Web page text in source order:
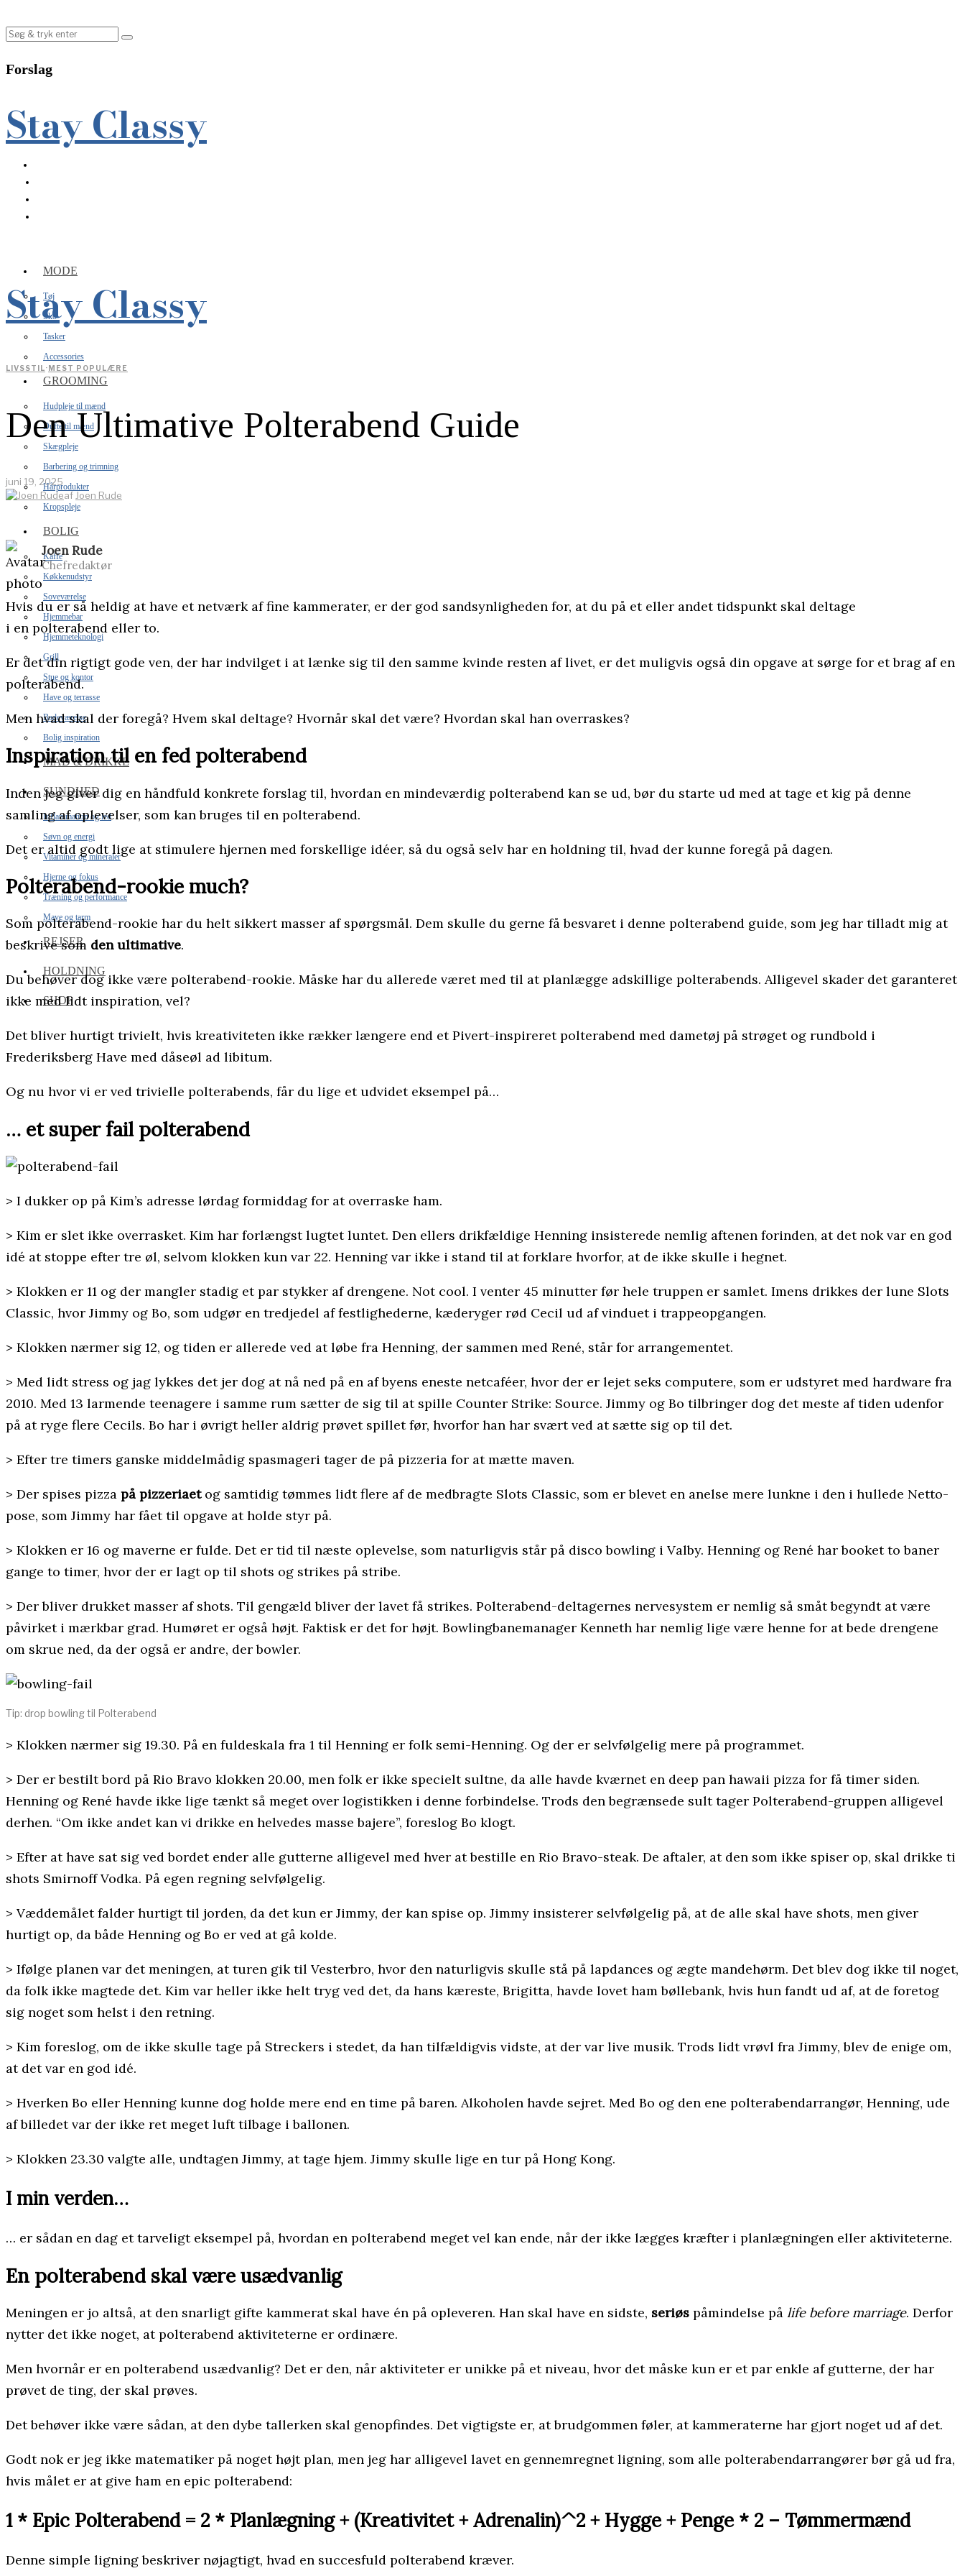
Forslag
Stay Classy
MODE
Tøj
Sko
Tasker
Accessories
GROOMING
Hudpleje til mænd
Dufte til mænd
Skægpleje
Barbering og trimning
Hårprodukter
Kropspleje
BOLIG
Kaffe
Køkkenudstyr
Soveværelse
Hjemmebar
Hjemmeteknologi
Grill
Stue og kontor
Have og terrasse
Badeværelse
Bolig inspiration
MAD & DRIKKE
SUNDHED
Inflammation og led
Søvn og energi
Vitaminer og mineraler
Hjerne og fokus
Træning og performance
Mave og tarm
REJSER
HOLDNING
SHOP
Stay Classy
LIVSSTIL·MEST POPULÆRE
Den Ultimative Polterabend Guide
juni 19, 2025
af Joen Rude
Joen Rude
Chefredaktør
Hvis du er så heldig at have et netværk af fine kammerater, er der god sandsynligheden for, at du på et eller andet tidspunkt skal deltage
i en polterabend eller to.
Er det din rigtigt gode ven, der har indvilget i at lænke sig til den samme kvinde resten af livet, er det muligvis også din opgave at sørge for et brag af en
polterabend.
Men hvad skal der foregå? Hvem skal deltage? Hvornår skal det være? Hvordan skal han overraskes?
Inspiration til en fed polterabend
Inden jeg giver dig en håndfuld konkrete forslag til, hvordan en mindeværdig polterabend kan se ud, bør du starte ud med at tage et kig på denne
samling af oplevelser, som kan bruges til en polterabend.
Det er altid godt lige at stimulere hjernen med forskellige idéer, så du også selv har en holdning til, hvad der kunne foregå på dagen.
Polterabend-rookie much?
Som polterabend-rookie har du helt sikkert masser af spørgsmål. Dem skulle du gerne få besvaret i denne polterabend guide, som jeg har tilladt mig at
beskrive som den ultimative.
Du behøver dog ikke være polterabend-rookie. Måske har du allerede været med til at planlægge adskillige polterabends. Alligevel skader det garanteret
ikke med lidt inspiration, vel?
Det bliver hurtigt trivielt, hvis kreativiteten ikke rækker længere end et Pivert-inspireret polterabend med dametøj på strøget og rundbold i
Frederiksberg Have med dåseøl ad libitum.
Og nu hvor vi er ved trivielle polterabends, får du lige et udvidet eksempel på…
… et super fail polterabend
> I dukker op på Kim’s adresse lørdag formiddag for at overraske ham.
> Kim er slet ikke overrasket. Kim har forlængst lugtet luntet. Den ellers drikfældige Henning insisterede nemlig aftenen forinden, at det nok var en god
idé at stoppe efter tre øl, selvom klokken kun var 22. Henning var ikke i stand til at forklare hvorfor, at de ikke skulle i hegnet.
> Klokken er 11 og der mangler stadig et par stykker af drengene. Not cool. I venter 45 minutter før hele truppen er samlet. Imens drikkes der lune Slots
Classic, hvor Jimmy og Bo, som udgør en tredjedel af festlighederne, kæderyger rød Cecil ud af vinduet i trappeopgangen.
> Klokken nærmer sig 12, og tiden er allerede ved at løbe fra Henning, der sammen med René, står for arrangementet.
> Med lidt stress og jag lykkes det jer dog at nå ned på en af byens eneste netcaféer, hvor der er lejet seks computere, som er udstyret med hardware fra
2010. Med 13 larmende teenagere i samme rum sætter de sig til at spille Counter Strike: Source. Jimmy og Bo tilbringer dog det meste af tiden udenfor
på at ryge flere Cecils. Bo har i øvrigt heller aldrig prøvet spillet før, hvorfor han har svært ved at sætte sig op til det.
> Efter tre timers ganske middelmådig spasmageri tager de på pizzeria for at mætte maven.
> Der spises pizza på pizzeriaet og samtidig tømmes lidt flere af de medbragte Slots Classic, som er blevet en anelse mere lunkne i den i hullede Netto-
pose, som Jimmy har fået til opgave at holde styr på.
> Klokken er 16 og maverne er fulde. Det er tid til næste oplevelse, som naturligvis står på disco bowling i Valby. Henning og René har booket to baner
gange to timer, hvor der er lagt op til shots og strikes på stribe.
> Der bliver drukket masser af shots. Til gengæld bliver der lavet få strikes. Polterabend-deltagernes nervesystem er nemlig så småt begyndt at være
påvirket i mærkbar grad. Humøret er også højt. Faktisk er det for højt. Bowlingbanemanager Kenneth har nemlig lige være henne for at bede drengene
om skrue ned, da der også er andre, der bowler.
Tip: drop bowling til Polterabend
> Klokken nærmer sig 19.30. På en fuldeskala fra 1 til Henning er folk semi-Henning. Og der er selvfølgelig mere på programmet.
> Der er bestilt bord på Rio Bravo klokken 20.00, men folk er ikke specielt sultne, da alle havde kværnet en deep pan hawaii pizza for få timer siden.
Henning og René havde ikke lige tænkt så meget over logistikken i denne forbindelse. Trods den begrænsede sult tager Polterabend-gruppen alligevel
derhen. “Om ikke andet kan vi drikke en helvedes masse bajere”, foreslog Bo klogt.
> Efter at have sat sig ved bordet ender alle gutterne alligevel med hver at bestille en Rio Bravo-steak. De aftaler, at den som ikke spiser op, skal drikke ti
shots Smirnoff Vodka. På egen regning selvfølgelig.
> Væddemålet falder hurtigt til jorden, da det kun er Jimmy, der kan spise op. Jimmy insisterer selvfølgelig på, at de alle skal have shots, men giver
hurtigt op, da både Henning og Bo er ved at gå kolde.
> Ifølge planen var det meningen, at turen gik til Vesterbro, hvor den naturligvis skulle stå på lapdances og ægte mandehørm. Det blev dog ikke til noget,
da folk ikke magtede det. Kim var heller ikke helt tryg ved det, da hans kæreste, Brigitta, havde lovet ham bøllebank, hvis hun fandt ud af, at de foretog
sig noget som helst i den retning.
> Kim foreslog, om de ikke skulle tage på Streckers i stedet, da han tilfældigvis vidste, at der var live musik. Trods lidt vrøvl fra Jimmy, blev de enige om,
at det var en god idé.
> Hverken Bo eller Henning kunne dog holde mere end en time på baren. Alkoholen havde sejret. Med Bo og den ene polterabendarrangør, Henning, ude
af billedet var der ikke ret meget luft tilbage i ballonen.
> Klokken 23.30 valgte alle, undtagen Jimmy, at tage hjem. Jimmy skulle lige en tur på Hong Kong.
I min verden…
… er sådan en dag et tarveligt eksempel på, hvordan en polterabend meget vel kan ende, når der ikke lægges kræfter i planlægningen eller aktiviteterne.
En polterabend skal være usædvanlig
Meningen er jo altså, at den snarligt gifte kammerat skal have én på opleveren. Han skal have en sidste, seriøs påmindelse på life before marriage. Derfor
nytter det ikke noget, at polterabend aktiviteterne er ordinære.
Men hvornår er en polterabend usædvanlig? Det er den, når aktiviteter er unikke på et niveau, hvor det måske kun er et par enkle af gutterne, der har
prøvet de ting, der skal prøves.
Det behøver ikke være sådan, at den dybe tallerken skal genopfindes. Det vigtigste er, at brudgommen føler, at kammeraterne har gjort noget ud af det.
Godt nok er jeg ikke matematiker på noget højt plan, men jeg har alligevel lavet en gennemregnet ligning, som alle polterabendarrangører bør gå ud fra,
hvis målet er at give ham en epic polterabend:
1 * Epic Polterabend = 2 * Planlægning + (Kreativitet + Adrenalin)^2 + Hygge + Penge * 2 – Tømmermænd
Denne simple ligning beskriver nøjagtigt, hvad en succesfuld polterabend kræver.